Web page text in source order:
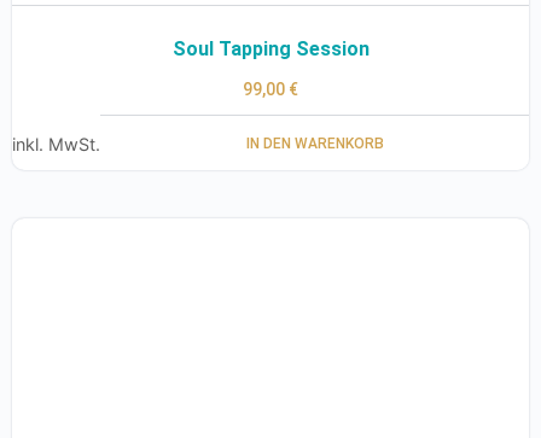
Soul Tapping Session
99,00 €
inkl. MwSt. IN DEN WARENKORB